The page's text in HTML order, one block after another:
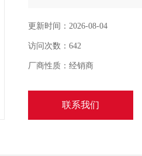
入一定码率的电信号经...
更新时间：2026-08-04
访问次数：642
厂商性质：经销商
联系我们